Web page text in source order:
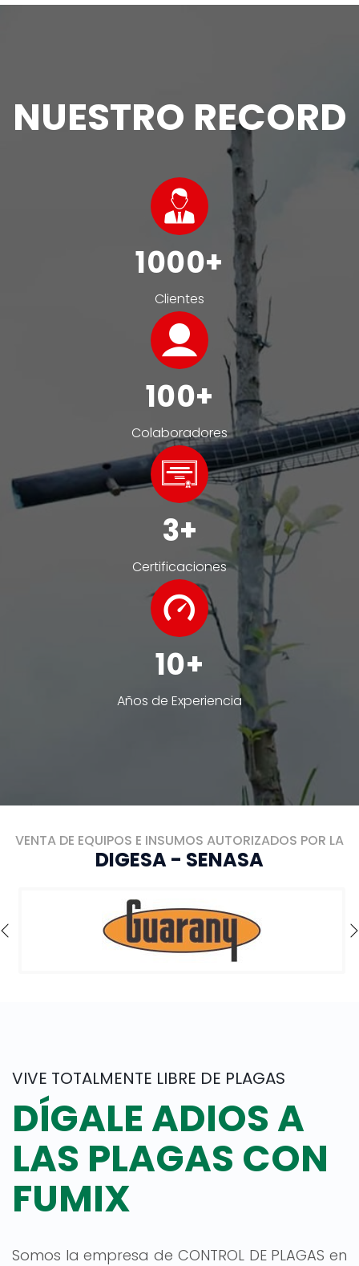
NUESTRO RECORD
1000
Clientes
100
Colaboradores
3
Certificaciones
10
Años de Experiencia
VENTA DE EQUIPOS E INSUMOS AUTORIZADOS POR LA
DIGESA - SENASA
VIVE TOTALMENTE LIBRE DE PLAGAS
DÍGALE ADIOS A
LAS PLAGAS CON
FUMIX
Somos la empresa de CONTROL DE PLAGAS en